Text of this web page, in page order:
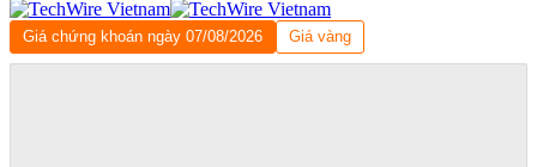
Giá chứng khoán ngày 07/08/2026 Giá vàng